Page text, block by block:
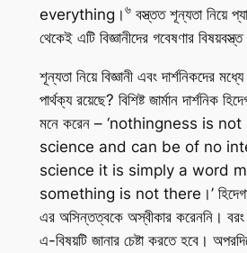
everything।৬বস্ত্তত শূন্যতা নিয়ে
থেকেই এটি বিজ্ঞানীদের গবেষণার
শূন্যতা নিয়ে বিজ্ঞানী এবং দার্শনিকদের
পার্থক্য রয়েছে? বিশিষ্ট জার্মান
মনে করেন – ‘nothingness is
science and can be of no
science it is simply a word
something is not there।’
এর অসিন্তত্বকে অস্বীকার করেননি।
এ-বিষয়টি জানার চেষ্টা করতে হবে।